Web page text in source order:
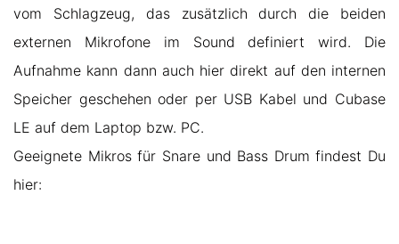
vom Schlagzeug, das zusätzlich durch die beiden
externen Mikrofone im Sound definiert wird. Die
Aufnahme kann dann auch hier direkt auf den internen
Speicher geschehen oder per USB Kabel und Cubase
LE auf dem Laptop bzw. PC.
Geeignete Mikros für Snare und Bass Drum findest Du
hier: